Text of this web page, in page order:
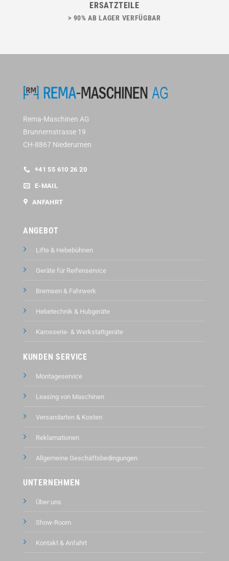
ERSATZTEILE
> 90% AB LAGER VERFÜGBAR
Rema-Maschinen AG
Brunnernstrasse 19
CH-8867 Niederurnen
+41 55 610 26 20
E-MAIL
ANFAHRT
ANGEBOT
Lifte & Hebebühnen
Geräte für Reifenservice
Bremsen & Fahrwerk
Hebetechnik & Hubgeräte
Karosserie- & Werkstattgeräte
KUNDEN SERVICE
Montageservice
Leasing von Maschinen
Versandarten & Kosten
Reklamationen
Allgemeine Geschäftsbedingungen
UNTERNEHMEN
Über uns
Show-Room
Kontakt & Anfahrt